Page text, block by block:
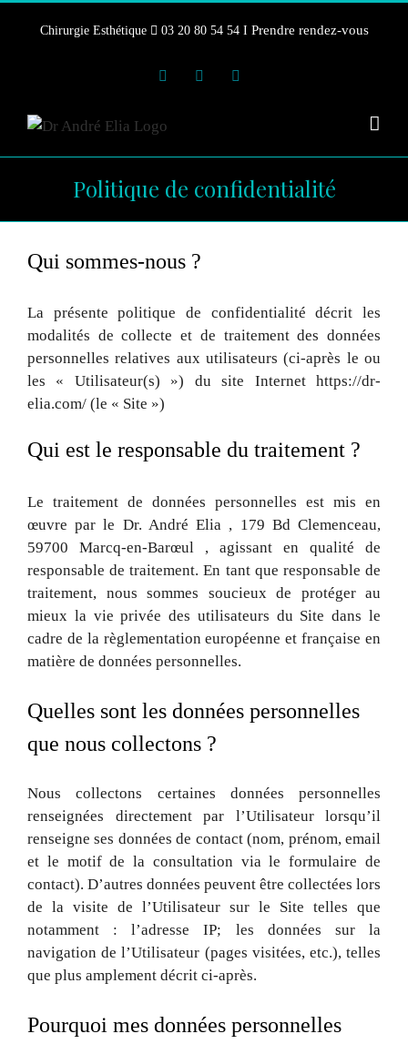
Chirurgie Esthétique 03 20 80 54 54 I Prendre rendez-vous
InstagramFacebook
Politique de confidentialité
Qui sommes-nous ?
La présente politique de confidentialité décrit les
modalités de collecte et de traitement des données
personnelles relatives aux utilisateurs (ci-après le ou
les « Utilisateur(s) ») du site Internet https://dr-
elia.com/ (le « Site »)
Qui est le responsable du traitement ?
Le traitement de données personnelles est mis en
œuvre par le Dr. André Elia , 179 Bd Clemenceau,
59700 Marcq-en-Barœul , agissant en qualité de
responsable de traitement. En tant que responsable de
traitement, nous sommes soucieux de protéger au
mieux la vie privée des utilisateurs du Site dans le
cadre de la règlementation européenne et française en
matière de données personnelles.
Quelles sont les données personnelles
que nous collectons ?
Nous collectons certaines données personnelles
renseignées directement par l’Utilisateur lorsqu’il
renseigne ses données de contact (nom, prénom, email
et le motif de la consultation via le formulaire de
contact). D’autres données peuvent être collectées lors
de la visite de l’Utilisateur sur le Site telles que
notamment : l’adresse IP; les données sur la
navigation de l’Utilisateur (pages visitées, etc.), telles
que plus amplement décrit ci-après.
Pourquoi mes données personnelles